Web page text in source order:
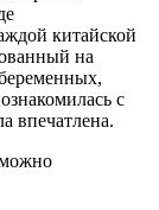
китайской
на
с
впечатлена.